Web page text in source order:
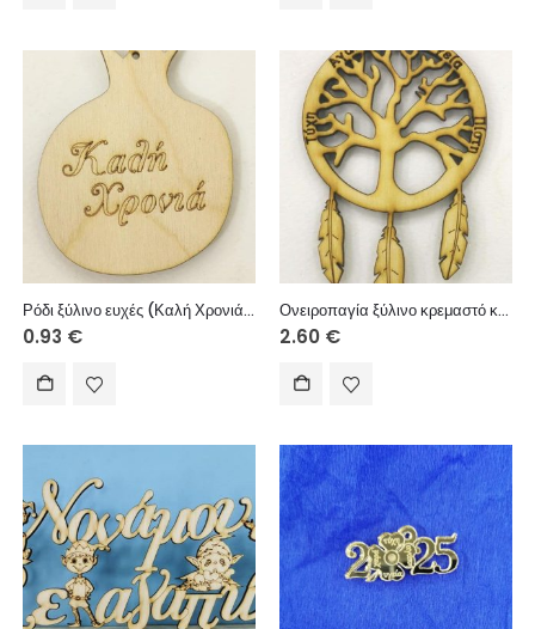
Ρόδι ξύλινο ευχές (Καλή Χρονιά) 6 εκ.
0.93 €
Ονειροπαγία ξύλινο κρεμαστό και Ευχή (Τύχη, Αγάπη, Υγεία, Πίστη) 12 εκ.
2.60 €